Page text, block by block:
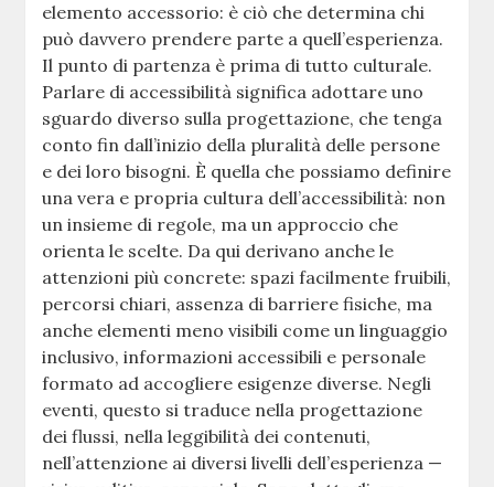
elemento accessorio: è ciò che determina chi
può davvero prendere parte a quell’esperienza.
Il punto di partenza è prima di tutto culturale.
Parlare di accessibilità significa adottare uno
sguardo diverso sulla progettazione, che tenga
conto fin dall’inizio della pluralità delle persone
e dei loro bisogni. È quella che possiamo definire
una vera e propria cultura dell’accessibilità: non
un insieme di regole, ma un approccio che
orienta le scelte. Da qui derivano anche le
attenzioni più concrete: spazi facilmente fruibili,
percorsi chiari, assenza di barriere fisiche, ma
anche elementi meno visibili come un linguaggio
inclusivo, informazioni accessibili e personale
formato ad accogliere esigenze diverse. Negli
eventi, questo si traduce nella progettazione
dei flussi, nella leggibilità dei contenuti,
nell’attenzione ai diversi livelli dell’esperienza —